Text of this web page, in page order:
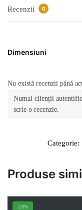
Recenzii 0
Dimensiuni
Nu există recenzii până
Numai clienții
scrie o recenzie.
Categorie:
Produse
-28%